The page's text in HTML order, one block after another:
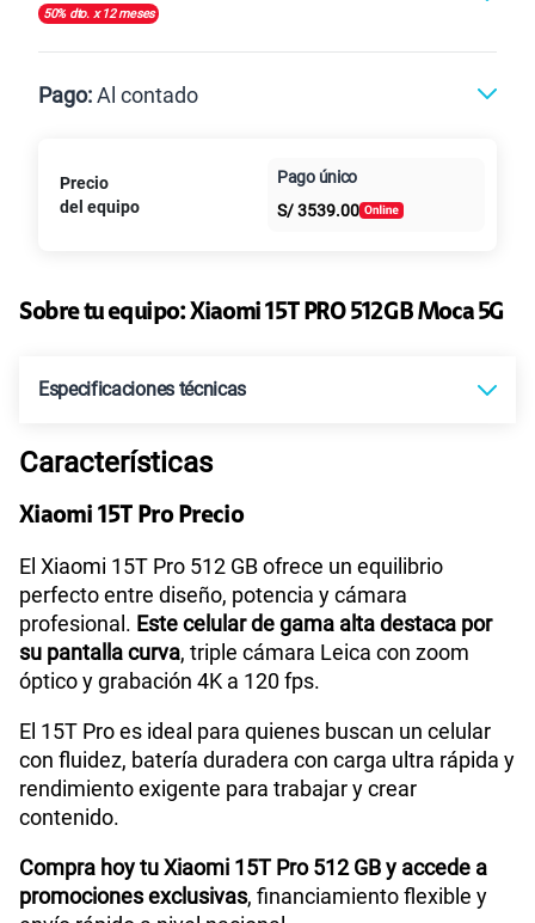
50% dto. x 12 meses
Paga solo
125GBen alta velocidad
79.90 S/
50% dto. x 6 meses
Paga solo
S/ 95.90 S/47.95
Ver más planes
Pago:Al contado
Al contado Cuotas Claro
intereses
Precio
del equipo
Pago único
S/3539.00
Sobre tu equipo:Xiaomi 15T PRO 512GB Moca 5G
Especificaciones técnicas
Tecnología de Pantalla
Sistema operativo Android 14
Capacidad Memoria Interna 512 GB
GPS Sí
Características
Xiaomi 15T Pro Precio
El Xiaomi 15T Pro 512 GB ofrece un equilibrio
perfecto entre diseño, potencia y cámara
profesional. Este celular de gama alta destaca por
su pantalla curva, triple cámara Leica con zoom
óptico y grabación 4K a 120 fps.
El 15T Pro es ideal para quienes buscan un celular
con fluidez, batería duradera con carga ultra rápida y
rendimiento exigente para trabajar y crear
contenido.
Compra hoy tu Xiaomi 15T Pro 512 GB y accede a
promociones exclusivas, financiamiento flexible y